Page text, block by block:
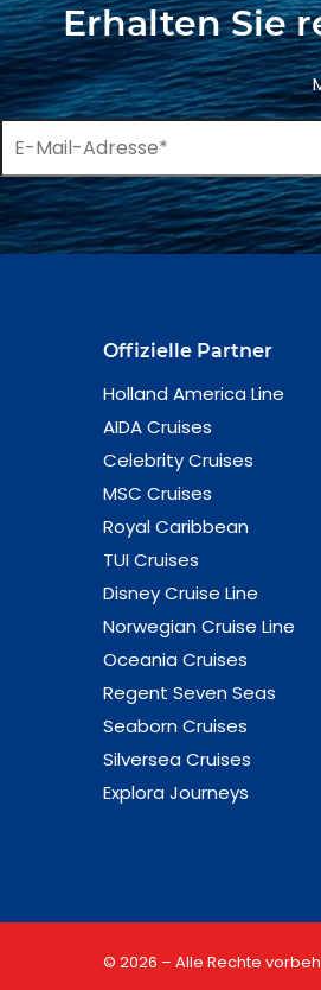
Erhalten Sie
Offizielle Partner
Holland America Line
AIDA Cruises
Celebrity Cruises
MSC Cruises
Royal Caribbean
TUI Cruises
Disney Cruise Line
Norwegian Cruise Line
Oceania Cruises
Regent Seven Seas
Seaborn Cruises
Silversea Cruises
Explora Journeys
© 2026 – Alle Rechte